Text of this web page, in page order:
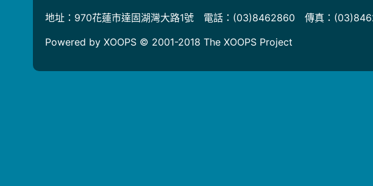
地址：970花蓮市達固湖灣大路1號 電話：(03)8462860 傳真：
Powered by XOOPS © 2001-2018 The XOOPS Project